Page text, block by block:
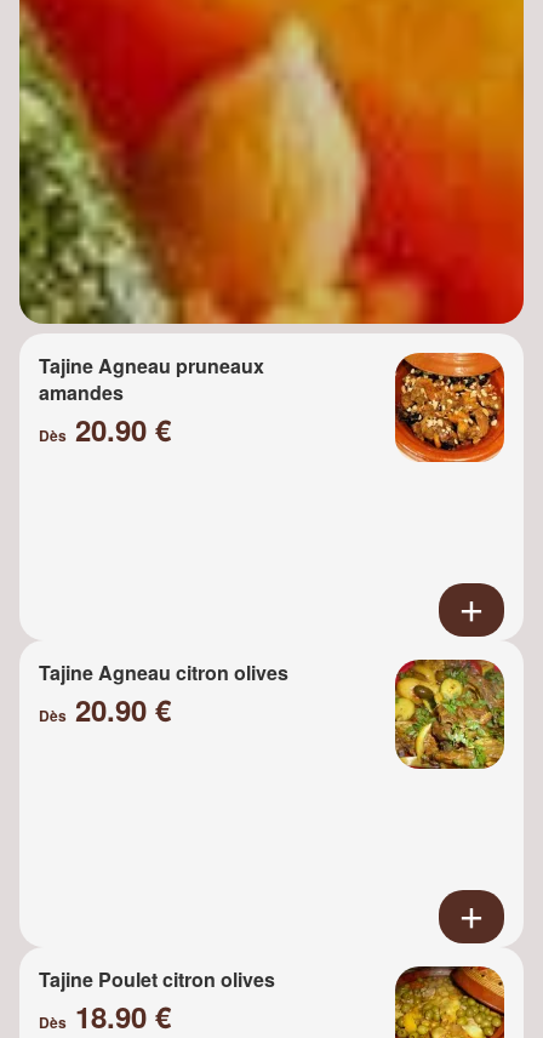
Tajine Agneau pruneaux
amandes
Dès 20.90 €
Tajine Agneau citron olives
Dès 20.90 €
Tajine Poulet citron olives
Dès 18.90 €